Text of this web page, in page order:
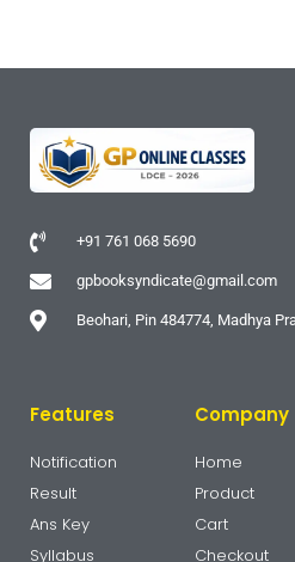
+91 761 068 5690
gpbooksyndicate@gmail.com
Beohari, Pin 484774, Madhya
Features
Notification
Result
Ans Key
Syllabus
Company
Home
Product
Cart
Checkout